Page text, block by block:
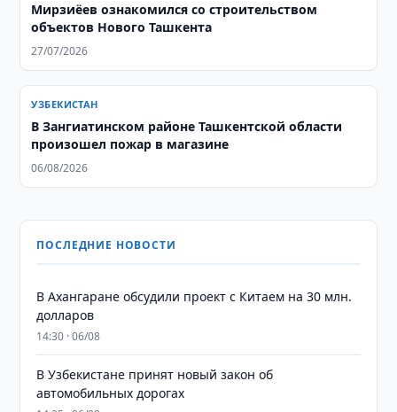
Мирзиёев ознакомился со строительством
объектов Нового Ташкента
27/07/2026
УЗБЕКИСТАН
В Зангиатинском районе Ташкентской области
произошел пожар в магазине
06/08/2026
ПОСЛЕДНИЕ НОВОСТИ
В Ахангаране обсудили проект с Китаем на 30 млн.
долларов
14:30 · 06/08
В Узбекистане принят новый закон об
автомобильных дорогах